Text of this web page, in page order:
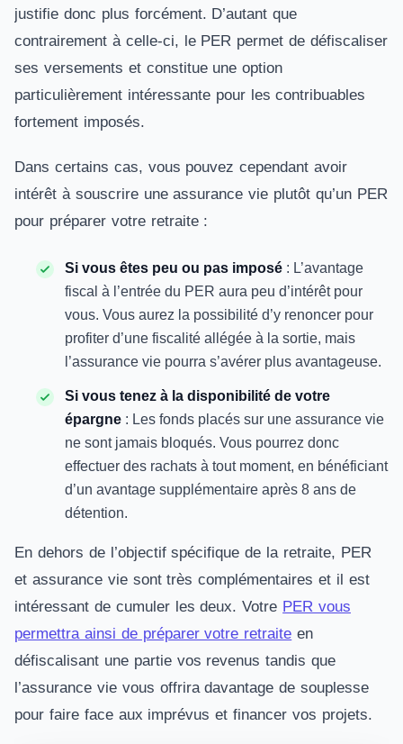
justifie donc plus forcément. D’autant que
contrairement à celle-ci, le PER permet de défiscaliser
ses versements et constitue une option
particulièrement intéressante pour les contribuables
fortement imposés.
Dans certains cas, vous pouvez cependant avoir
intérêt à souscrire une assurance vie plutôt qu’un PER
pour préparer votre retraite :
Si vous êtes peu ou pas imposé : L’avantage
fiscal à l’entrée du PER aura peu d’intérêt pour
vous. Vous aurez la possibilité d’y renoncer pour
profiter d’une fiscalité allégée à la sortie, mais
l’assurance vie pourra s’avérer plus avantageuse.
Si vous tenez à la disponibilité de votre
épargne : Les fonds placés sur une assurance vie
ne sont jamais bloqués. Vous pourrez donc
effectuer des rachats à tout moment, en bénéficiant
d’un avantage supplémentaire après 8 ans de
détention.
En dehors de l’objectif spécifique de la retraite, PER
et assurance vie sont très complémentaires et il est
intéressant de cumuler les deux. Votre PER vous
permettra ainsi de préparer votre retraite en
défiscalisant une partie vos revenus tandis que
l’assurance vie vous offrira davantage de souplesse
pour faire face aux imprévus et financer vos projets.